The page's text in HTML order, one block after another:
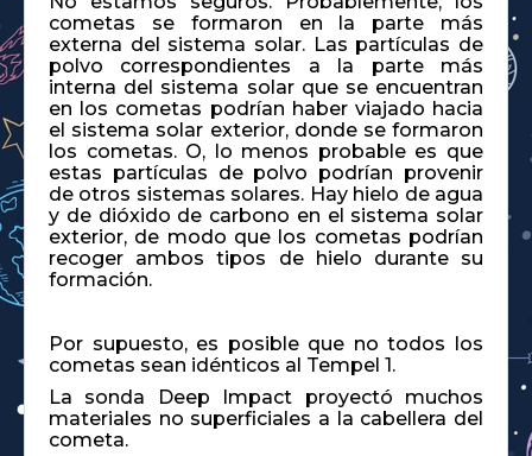
cometas se formaron en la parte más
externa del sistema solar. Las partículas de
polvo correspondientes a la parte más
interna del sistema solar que se encuentran
en los cometas podrían haber viajado hacia
el sistema solar exterior, donde se formaron
los cometas. O, lo menos probable es que
estas partículas de polvo podrían provenir
de otros sistemas solares. Hay hielo de agua
y de dióxido de carbono en el sistema solar
exterior, de modo que los cometas podrían
recoger ambos tipos de hielo durante su
formación.
Por supuesto, es posible que no todos los
cometas sean idénticos al Tempel 1.
La sonda Deep Impact proyectó muchos
materiales no superficiales a la cabellera del
cometa.